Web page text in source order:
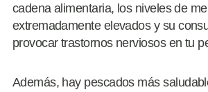
cadena alimentaria, los niveles de
extremadamente elevados y su
provocar trastornos nerviosos en tu
Además, hay pescados más